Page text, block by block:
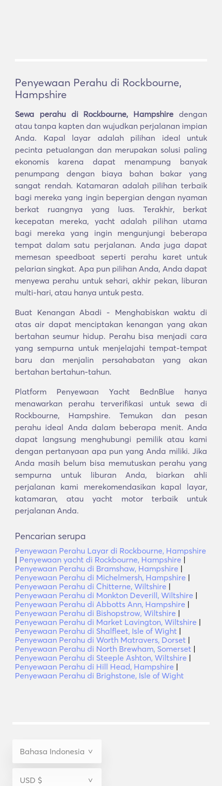
Penyewaan Perahu di Rockbourne,
Hampshire
Sewa perahu di Rockbourne, Hampshire dengan
atau tanpa kapten dan wujudkan perjalanan impian
Anda. Kapal layar adalah pilihan ideal untuk
pecinta petualangan dan merupakan solusi paling
ekonomis karena dapat menampung banyak
penumpang dengan biaya bahan bakar yang
sangat rendah. Katamaran adalah pilihan terbaik
bagi mereka yang ingin bepergian dengan nyaman
berkat ruangnya yang luas. Terakhir, berkat
kecepatan mereka, yacht adalah pilihan utama
bagi mereka yang ingin mengunjungi beberapa
tempat dalam satu perjalanan. Anda juga dapat
memesan speedboat seperti perahu karet untuk
pelarian singkat. Apa pun pilihan Anda, Anda dapat
menyewa perahu untuk sehari, akhir pekan, liburan
multi-hari, atau hanya untuk pesta.
Buat Kenangan Abadi - Menghabiskan waktu di
atas air dapat menciptakan kenangan yang akan
bertahan seumur hidup. Perahu bisa menjadi cara
yang sempurna untuk menjelajahi tempat-tempat
baru dan menjalin persahabatan yang akan
bertahan bertahun-tahun.
Platform Penyewaan Yacht BednBlue hanya
menawarkan perahu terverifikasi untuk sewa di
Rockbourne, Hampshire. Temukan dan pesan
perahu ideal Anda dalam beberapa menit. Anda
dapat langsung menghubungi pemilik atau kami
dengan pertanyaan apa pun yang Anda miliki. Jika
Anda masih belum bisa memutuskan perahu yang
sempurna untuk liburan Anda, biarkan ahli
perjalanan kami merekomendasikan kapal layar,
katamaran, atau yacht motor terbaik untuk
perjalanan Anda.
Pencarian serupa
Penyewaan Perahu Layar di Rockbourne, Hampshire
| Penyewaan yacht di Rockbourne, Hampshire |
Penyewaan Perahu di Bramshaw, Hampshire |
Penyewaan Perahu di Michelmersh, Hampshire |
Penyewaan Perahu di Chitterne, Wiltshire |
Penyewaan Perahu di Monkton Deverill, Wiltshire |
Penyewaan Perahu di Abbotts Ann, Hampshire |
Penyewaan Perahu di Bishopstrow, Wiltshire |
Penyewaan Perahu di Market Lavington, Wiltshire |
Penyewaan Perahu di Shalfleet, Isle of Wight |
Penyewaan Perahu di Worth Matravers, Dorset |
Penyewaan Perahu di North Brewham, Somerset |
Penyewaan Perahu di Steeple Ashton, Wiltshire |
Penyewaan Perahu di Hill Head, Hampshire |
Penyewaan Perahu di Brighstone, Isle of Wight